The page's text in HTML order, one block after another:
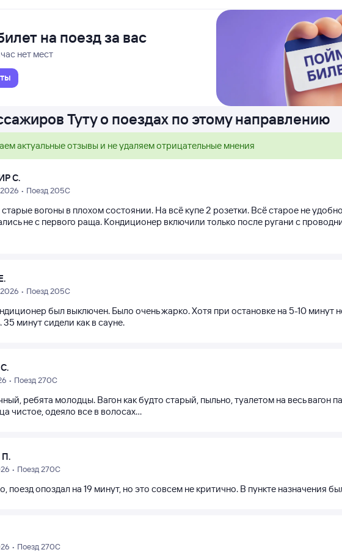
на поезд за вас
нет мест
Туту о поездах по этому направлению
актуальные отзывы и не удаляем отрицательные мнения
С.
• Поезд 205С
вогоны в плохом состоянии. На всё купе 2 розетки. Всё старое не
не с первого раща. Кондиционер включили только после ругани с
• Поезд 205С
был выключен. Было очень жарко. Хотя при остановке на 5-10 минут
35 минут сидели как в сауне.
• Поезд 270С
ребята молодцы. Вагон как будто старый, пыльно, туалетом на весь вагон
чистое, одеяло все в волосах...
• Поезд 270С
поезд опоздал на 19 минут, но это совсем не критично. В пункте назначения
• Поезд 270С